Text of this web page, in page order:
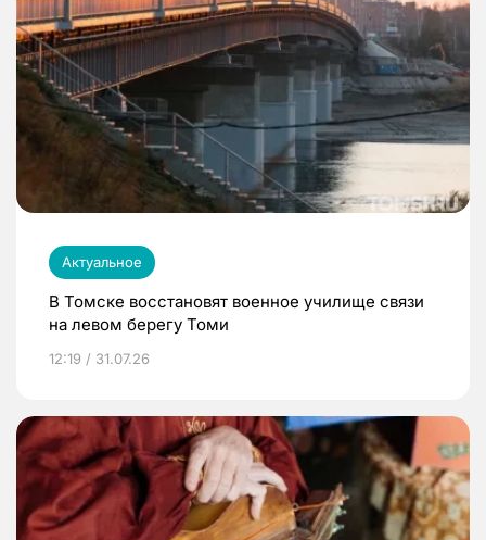
Актуальное
В Томске восстановят военное училище связи
на левом берегу Томи
12:19 / 31.07.26